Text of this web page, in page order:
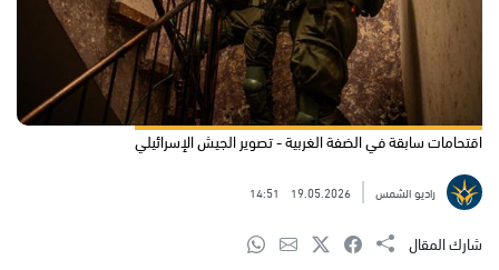
اقتحامات سابقة في الضفة الغربية - تصوير الجيش الإسرائيلي
راديو الشمس 19.05.2026
14:51
شارك المقال